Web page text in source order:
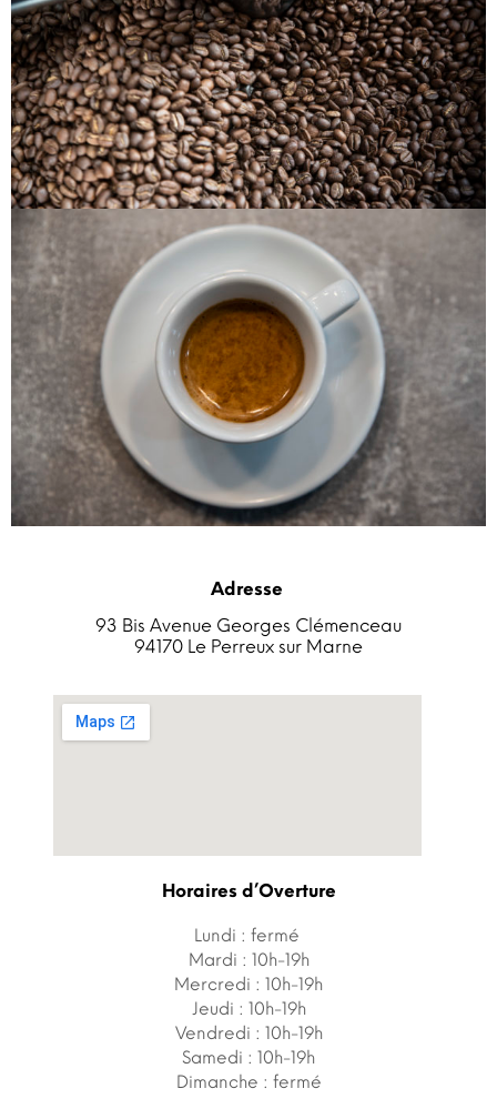
Adresse
93 Bis Avenue Georges Clémenceau
94170 Le Perreux sur Marne
Horaires d’Overture
Lundi : fermé
Mardi : 10h-19h
Mercredi : 10h-19h
Jeudi : 10h-19h
Vendredi : 10h-19h
Samedi : 10h-19h
Dimanche : fermé